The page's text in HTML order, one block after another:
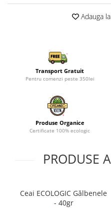
Adauga
Transport Gratuit
Pentru comenzi peste 350lei
Produse Organice
Certificate 100% ecologic
PRODUSE
Ceai ECOLOGIC Gălbenele
- 40gr